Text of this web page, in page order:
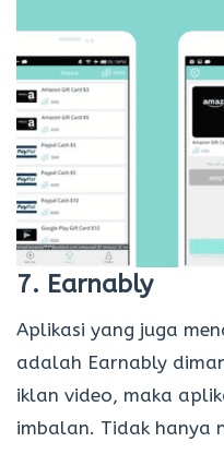
7. Earnably
Aplikasi yang juga
adalah Earnably
iklan video, maka
imbalan. Tidak hanya